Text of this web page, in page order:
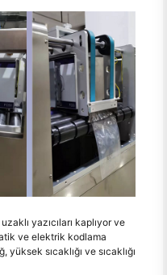
yazıcıları kaplıyor ve
ve elektrik kodlama
sıcaklığı ve sıcaklığı